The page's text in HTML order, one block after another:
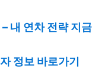
내 연차 전략 지금
정보 바로가기